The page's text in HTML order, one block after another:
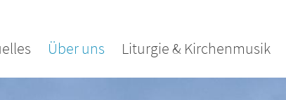
Über uns Liturgie & Kirchenmusik